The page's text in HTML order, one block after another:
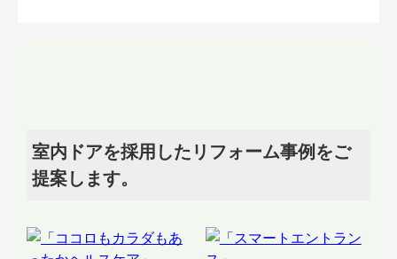
室内ドアを採用したリフォーム事例をご
提案します。